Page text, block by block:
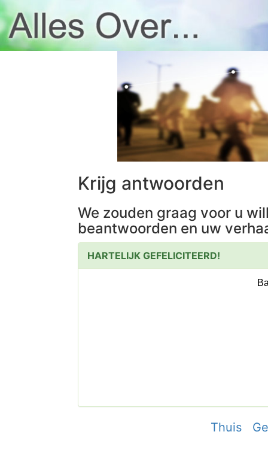
Krijg antwoorden
We zouden graag voor u
beantwoorden en uw
HARTELIJK GEFELICITEERD!
Thuis